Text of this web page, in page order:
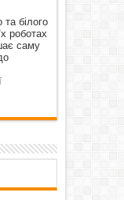
та білого
роботах
саму